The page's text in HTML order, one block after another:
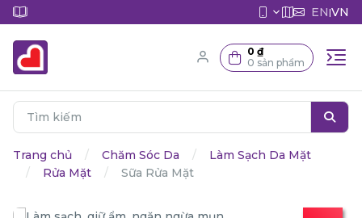
EN|VN
0 ₫
0 sản phẩm
Trang chủ Chăm Sóc Da
Làm Sạch Da Mặt
Rửa Mặt
Sữa Rửa Mặt